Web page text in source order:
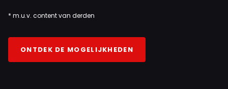
* m.u.v. content van derden
ONTDEK DE MOGELIJKHEDEN